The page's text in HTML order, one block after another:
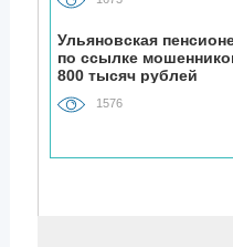
УАЗ сделает
для ведущей Первого
07.08, 15:25
На Центральном пляже
бассейну
Ульяновская
по ссылке
800 тысяч рублей
1576